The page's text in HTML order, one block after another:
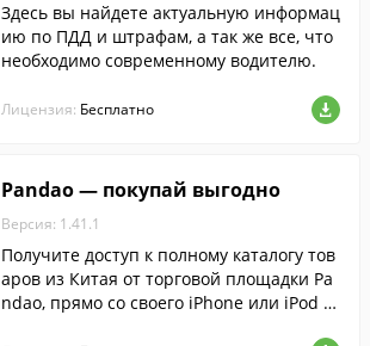
Здесь вы найдете актуальную информац
ию по ПДД и штрафам, а так же все, что
необходимо современному водителю.
Лицензия: Бесплатно
Pandao — покупай выгодно
Версия: 1.41.1
Получите доступ к полному каталогу тов
аров из Китая от торговой площадки Pa
ndao, прямо со своего iPhone или iPod T